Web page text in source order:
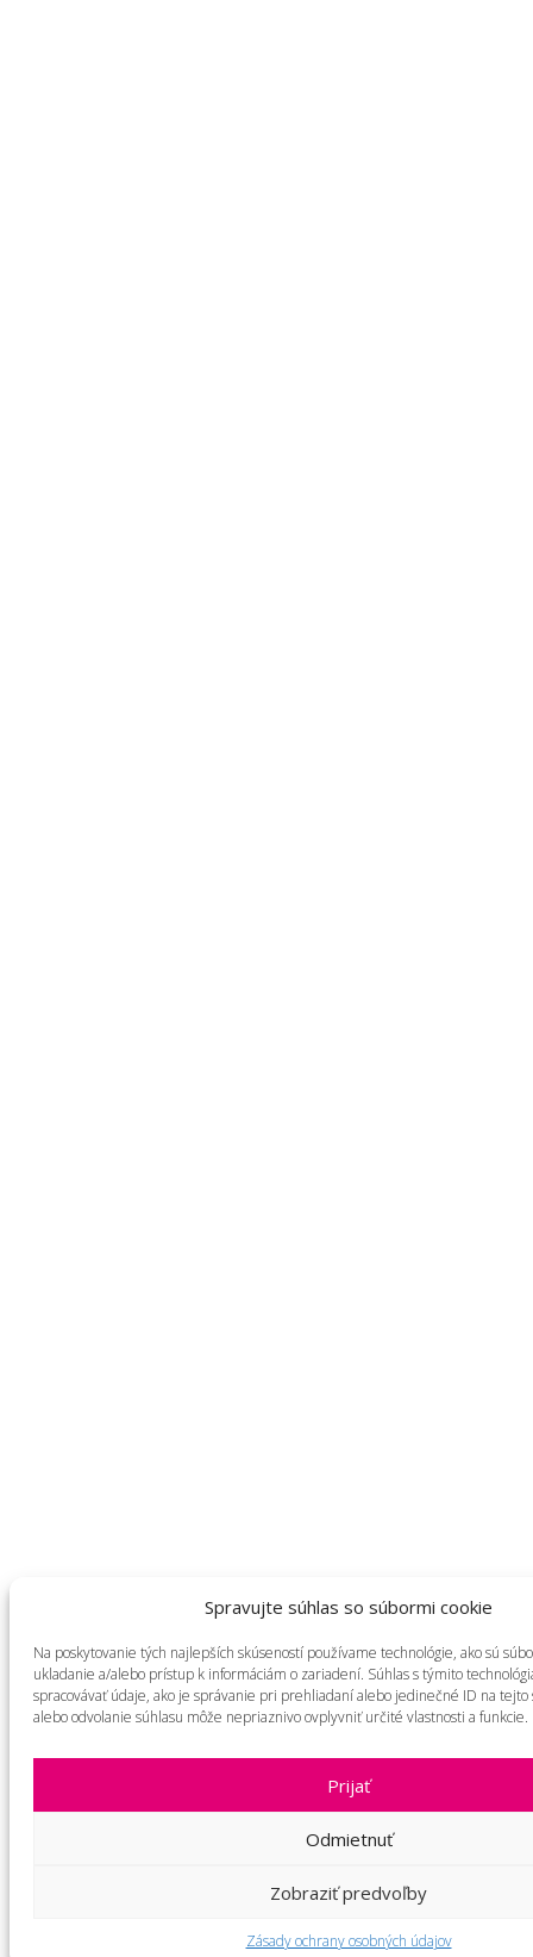
Spravujte súhlas so súbormi cookie
Na poskytovanie tých najlepších skúseností používame technológie, ako sú
ukladanie a/alebo prístup k informáciám o zariadení. Súhlas s týmito
spracovávať údaje, ako je správanie pri prehliadaní alebo jedinečné ID na tejto
alebo odvolanie súhlasu môže nepriaznivo ovplyvniť určité vlastnosti a funkcie.
Prijať
Odmietnuť
Zobraziť predvoľby
Zásady ochrany osobných údajov